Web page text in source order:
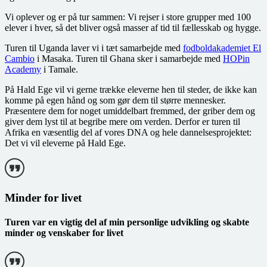
Vi oplever og er på tur sammen: Vi rejser i store grupper med 100
elever i hver, så det bliver også masser af tid til fællesskab og hygge.
Turen til Uganda laver vi i tæt samarbejde med fodboldakademiet El
Cambio i Masaka. Turen til Ghana sker i samarbejde med HOPin
Academy i Tamale.
På Hald Ege vil vi gerne trække eleverne hen til steder, de ikke kan
komme på egen hånd og som gør dem til større mennesker.
Præsentere dem for noget umiddelbart fremmed, der griber dem og
giver dem lyst til at begribe mere om verden. Derfor er turen til
Afrika en væsentlig del af vores DNA og hele dannelsesprojektet:
Det vi vil eleverne på Hald Ege.
Minder for livet
Turen var en vigtig del af min personlige udvikling og skabte
minder og venskaber for livet